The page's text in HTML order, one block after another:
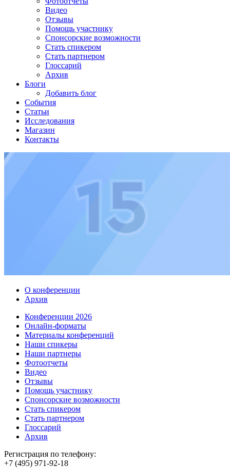
Видео
Отзывы
Помощь участнику
Спонсорские возможности
Стать спикером
Стать партнером
Глоссарий
Архив
Блоги
Добавить блог
События
Статьи
Исследования
Магазин
Контакты
О конференции
Архив
Конференции 2026
Онлайн-форматы
Материалы конференций
Наши спикеры
Наши партнеры
Фотоотчеты
Видео
Отзывы
Помощь участнику
Спонсорские возможности
Стать спикером
Стать партнером
Глоссарий
Архив
Регистрация по телефону:
+7 (495) 971-92-18